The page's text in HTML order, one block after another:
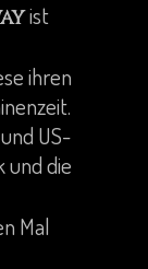
ist
ihren
US-
und die
Mal